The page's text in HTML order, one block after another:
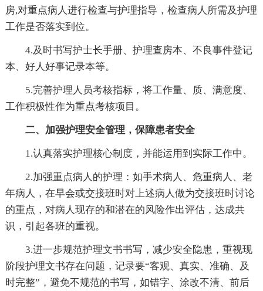
房,对重点病人进行检查与护理指导，检查病人所需及护理
工作是否落实到位。
4.及时书写护士长手册、护理查房本、不良事件登记
本、好人好事记录本等。
5.完善护理人员考核指标，将工作量、质、满意度、
工作积极性作为重点考核项目。
二、加强护理安全管理，保障患者安全
1.认真落实护理核心制度，并能运用到实际工作中。
2.加强重点病人的护理：如手术病人、危重病人、老
年病人，在早会或交接班时对上述病人做为交接班时讨论
的重点，对病人现存的和潜在的风险作出评估，达成共
识，引起各班的重视。
3.进一步规范护理文书书写，减少安全隐患，重视现
阶段护理文书存在问题，记录要“客观、真实、准确、及
时完整”，避免不规范的书写，如错字、涂改不清、前后